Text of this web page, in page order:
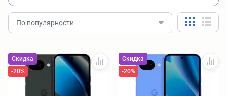
По популярности
Скидка
-20%
Скидка
-20%